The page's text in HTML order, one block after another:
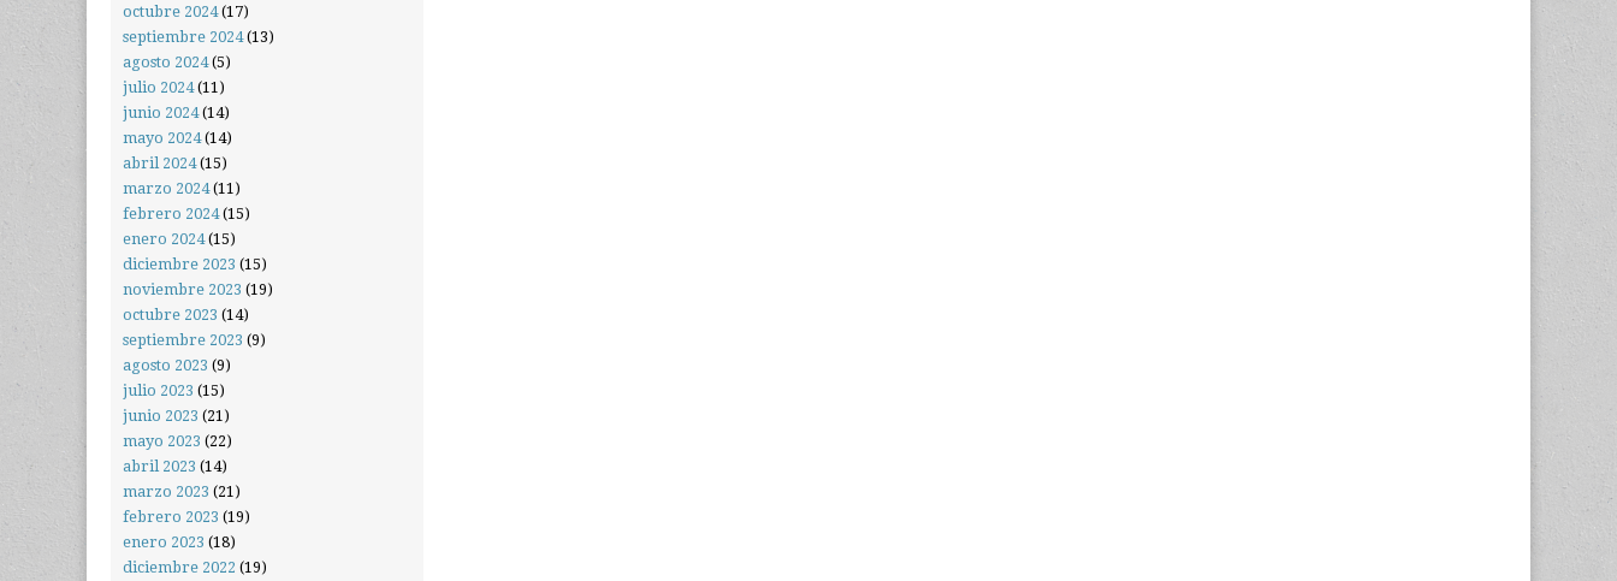
octubre 2024(17)
septiembre 2024(13)
agosto 2024(5)
julio 2024(11)
junio 2024(14)
mayo 2024(14)
abril 2024(15)
marzo 2024(11)
febrero 2024(15)
enero 2024(15)
diciembre 2023 (15)
noviembre 2023 (19)
octubre 2023 (14)
septiembre 2023 (9)
agosto 2023 (9)
julio 2023 (15)
junio 2023 (21)
mayo 2023 (22)
abril 2023 (14)
marzo 2023 (21)
febrero 2023 (19)
enero 2023 (18)
diciembre 2022 (19)